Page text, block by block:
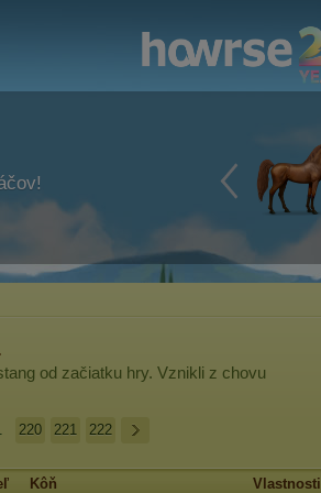
od začiatku hry. Vznikli z chovu
220 221 222
Kôň Vlastnosti